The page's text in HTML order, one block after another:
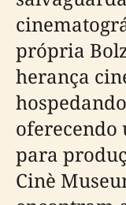
própria
herança
oferecendo
para
Cinè